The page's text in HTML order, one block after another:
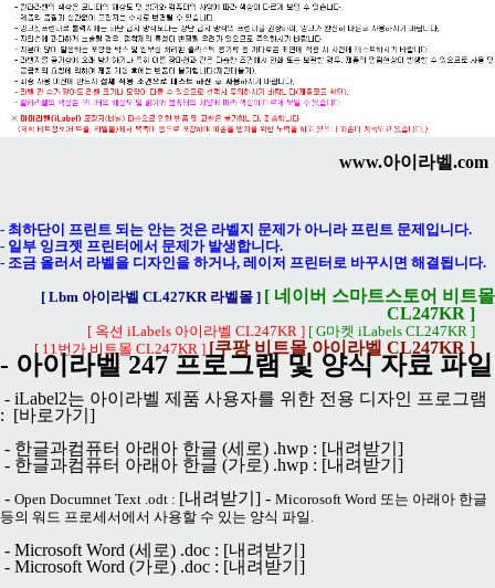
www.아이라벨.com
- 최하단이 프린트 되는 안는 것은 라벨지 문제가 아니라 프린트 문제입니다.
- 일부 잉크젯 프린터에서 문제가 발생합니다.
- 조금 올러서 라벨을 디자인을 하거나, 레이저 프린터로 바꾸시면 해결됩니다.
[ Lbm 아이라벨 CL427KR 라벨몰 ] [ 네이버 스마트스토어 비트몰
CL247KR ]
[ 옥션 iLabels 아이라벨 CL247KR ] [ G마켓 iLabels CL247KR ]
[ 11번가 비트몰 CL247KR ] [쿠팡 비트몰 아이라벨 CL247KR ]
- 아이라벨 247 프로그램 및 양식 자료 파일
- iLabel2는 아이라벨 제품 사용자를 위한 전용 디자인 프로그램
: [바로가기]
- 한글과컴퓨터 아래아 한글 (세로) .hwp : [내려받기]
- 한글과컴퓨터 아래아 한글 (가로) .hwp : [내려받기]
- Open Documnet Text .odt : [내려받기] - Micorosoft Word 또는 아래아 한글
등의 워드 프로세서에서 사용할 수 있는 양식 파일.
- Microsoft Word (세로) .doc : [내려받기]
- Microsoft Word (가로) .doc : [내려받기]